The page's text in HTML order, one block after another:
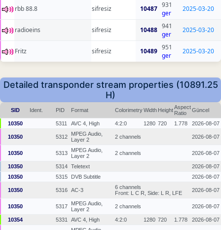
rbb 88.8 sifresiz 10487 931
ger
2025-03-20
radioeins sifresiz 10488 941
ger
2025-03-20
Fritz sifresiz 10489 951
ger
2025-03-20
Detailed transponder stream properties (10891.25
H)
SID Ident. PID Format ColorimetryWidth HeightAspect
Ratio
Güncel
10350 5311 AVC 4, High 4:2:0 1280 720 1.778 2026-08-07
10350 5312
MPEG Audio,
Layer 2
2 channels 2026-08-07
10350 5313
MPEG Audio,
Layer 2
2 channels 2026-08-07
10350 5314 Teletext
2026-08-07
10350
5315 DVB Subtitle 2026-08-07
10350 5316 AC-3
6 channels
Front: L C R, Side: L R, LFE
2026-08-07
10350 5317
MPEG Audio,
Layer 2
2 channels 2026-08-07
10354 5331 AVC 4, High 4:2:0 1280 720 1.778
2026-08-07